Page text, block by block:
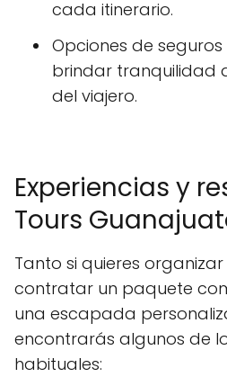
cada itinerario.
Opciones de
brindar tranquilidad
del viajero.
Experiencias y
Tours
Tanto si quieres
contratar un paquete
una escapada
encontrarás algunos de
habituales: